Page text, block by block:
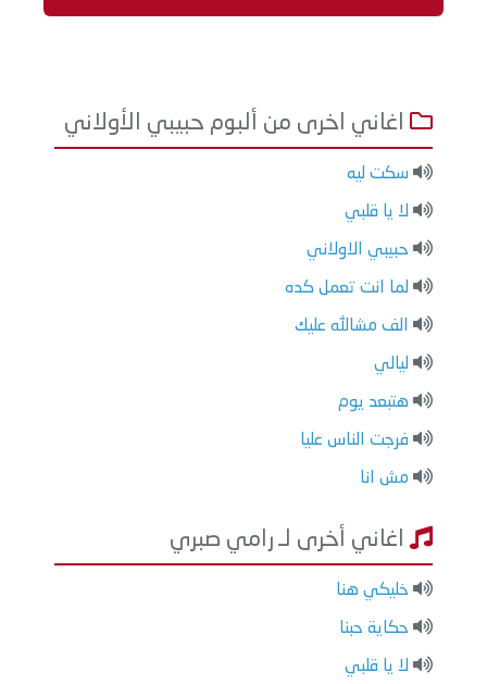
اغاني اخرى من ألبوم حبيبي الأولاني
سكت ليه
لا يا قلبي
حبيبي الاولاني
لما انت تعمل كده
الف مشالله عليك
ليالي
هتبعد يوم
فرجت الناس عليا
مش انا
اغاني أخرى لـ رامي صبري
خليكي هنا
حكاية حبنا
لا يا قلبي